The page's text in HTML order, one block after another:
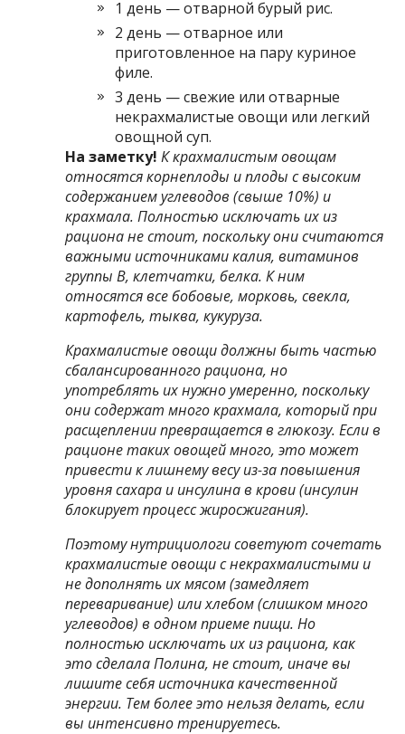
1 день — отварной бурый рис.
2 день — отварное или
приготовленное на пару куриное
филе.
3 день — свежие или отварные
некрахмалистые овощи или легкий
овощной суп.
На заметку! К крахмалистым овощам
относятся корнеплоды и плоды с высоким
содержанием углеводов (свыше 10%) и
крахмала. Полностью исключать их из
рациона не стоит, поскольку они считаются
важными источниками калия, витаминов
группы В, клетчатки, белка. К ним
относятся все бобовые, морковь, свекла,
картофель, тыква, кукуруза.
Крахмалистые овощи должны быть частью
сбалансированного рациона, но
употреблять их нужно умеренно, поскольку
они содержат много крахмала, который при
расщеплении превращается в глюкозу. Если в
рационе таких овощей много, это может
привести к лишнему весу из-за повышения
уровня сахара и инсулина в крови(инсулин
блокирует процесс жиросжигания).
Поэтому нутрициологи советуют сочетать
крахмалистые овощи с некрахмалистыми и
не дополнять их мясом (замедляет
переваривание) или хлебом (слишком много
углеводов) в одном приеме пищи. Но
полностью исключать их из рациона, как
это сделала Полина, не стоит, иначе вы
лишите себя источника качественной
энергии. Тем более это нельзя делать, если
вы интенсивно тренируетесь.